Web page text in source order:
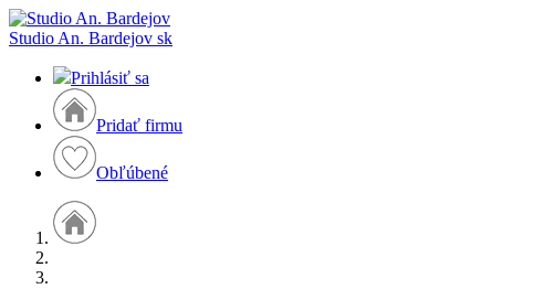
Studio An. Bardejov sk
Prihlásiť sa
Pridať firmu
Obľúbené